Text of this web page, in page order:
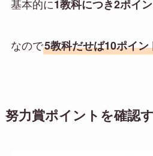
基本的に1教科につき2ポイ
なので5教科だせば10ポイン
努力賞ポイントを確認